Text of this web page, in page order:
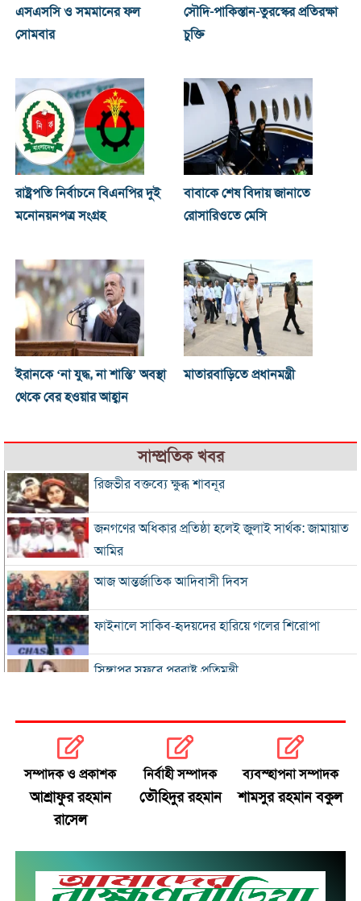
এসএসসি ও সমমানের ফল
সোমবার
সৌদি-পাকিস্তান-তুরস্কের প্রতিরক্ষা
চুক্তি
রাষ্ট্রপতি নির্বাচনে বিএনপির দুই
মনোনয়নপত্র সংগ্রহ
বাবাকে শেষ বিদায় জানাতে
রোসারিওতে মেসি
ইরানকে ‘না যুদ্ধ, না শান্তি’ অবস্থা
থেকে বের হওয়ার আহ্বান
মাতারবাড়িতে প্রধানমন্ত্রী
সাম্প্রতিক খবর
রিজভীর বক্তব্যে ক্ষুব্ধ শাবনূর
জনগণের অধিকার প্রতিষ্ঠা হলেই জুলাই সার্থক: জামায়াত
আমির
আজ আন্তর্জাতিক আদিবাসী দিবস
ফাইনালে সাকিব-হৃদয়দের হারিয়ে গলের শিরোপা
সিঙ্গাপুর সফরে পররাষ্ট্র প্রতিমন্ত্রী
এসএসসি ও সমমানের ফল সোমবার
সৌদি-পাকিস্তান-তুরস্কের প্রতিরক্ষা চুক্তি
রাষ্ট্রপতি নির্বাচনে বিএনপির দুই মনোনয়নপত্র সংগ্রহ
বাবাকে শেষ বিদায় জানাতে রোসারিওতে মেসি
সম্পাদক ও প্রকাশক
আশ্রাফুর রহমান
রাসেল
নির্বাহী সম্পাদক
তৌহিদুর রহমান
ব্যবস্হাপনা সম্পাদক
শামসুর রহমান বকুল